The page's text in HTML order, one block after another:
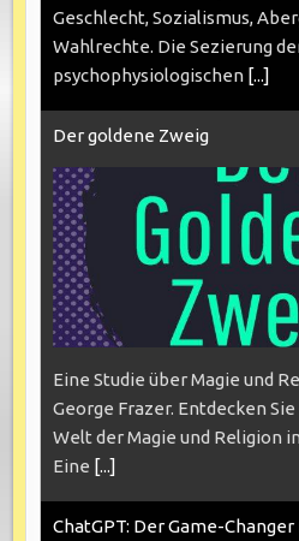
Geschlecht, Sozialismus,
Wahlrechte. Die Sezierung
psychophysiologischen [...]
Der goldene Zweig
Eine Studie über Magie und
George Frazer. Entdecken
Welt der Magie und Religion
Eine [...]
ChatGPT: Der Game-